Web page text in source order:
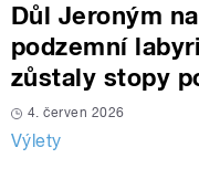
Důl Jeroným
podzemní
zůstaly stopy
4. červen 2026
Výlety